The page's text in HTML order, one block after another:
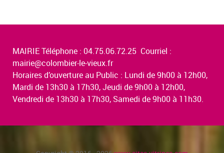
MAIRIE Téléphone : 04.75.06.72.25 Courriel :
mairie@colombier-le-vieux.fr
Horaires d’ouverture au Public : Lundi de 9h00 à 12h00,
Mardi de 13h30 à 17h30, Jeudi de 9h00 à 12h00,
Vendredi de 13h30 à 17h30, Samedi de 9h00 à 11h30.